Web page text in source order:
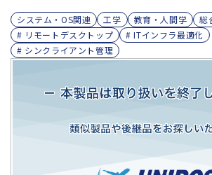
システム・OS関連 工学 教育・人間学
総
# リモートデスクトップ
# ITインフラ最適化
# シンクライアント管理